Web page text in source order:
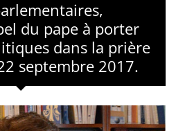
du pape à porter
dans la prière
septembre 2017.